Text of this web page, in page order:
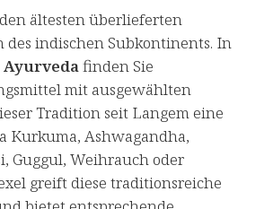
ältesten überlieferten
des indischen Subkontinents. In
Ayurvedafinden Sie
mit ausgewählten
Tradition seit Langem eine
Kurkuma, Ashwagandha,
Guggul, Weihrauch oder
greift diese traditionsreiche